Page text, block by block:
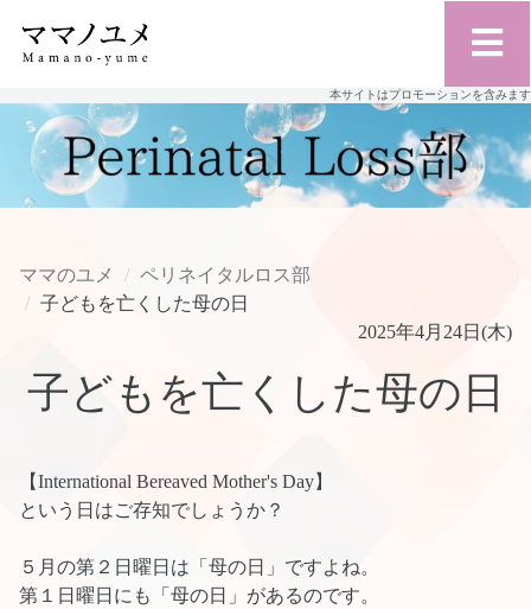
本サイトはプロモーションを含みます
ママのユメ
ペリネイタルロス部
子どもを亡くした母の日
2025年4月24日(木)
子どもを亡くした母の日
【International Bereaved Mother's Day】
という日はご存知でしょうか？
５月の第２日曜日は「母の日」ですよね。
第１日曜日にも「母の日」があるのです。